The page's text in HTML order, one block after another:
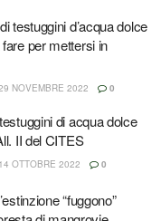
testuggini d’acqua dolce
per mettersi in
NOVEMBRE 2022 0
di acqua dolce
II del CITES
14 OTTOBRE 2022 0
“fuggono”